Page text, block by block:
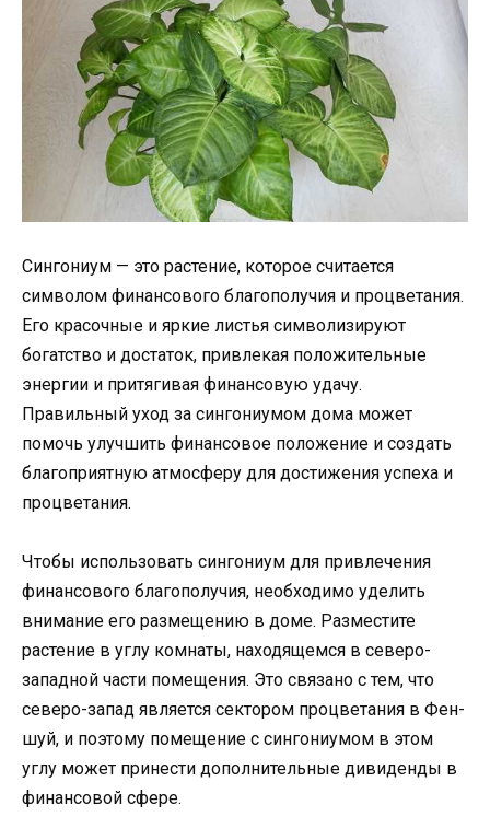
Сингониум — это растение, которое считается
символом финансового благополучия и процветания.
Его красочные и яркие листья символизируют
богатство и достаток, привлекая положительные
энергии и притягивая финансовую удачу.
Правильный уход за сингониумом дома может
помочь улучшить финансовое положение и создать
благоприятную атмосферу для достижения успеха и
процветания.
Чтобы использовать сингониум для привлечения
финансового благополучия, необходимо уделить
внимание его размещению в доме. Разместите
растение в углу комнаты, находящемся в северо-
западной части помещения. Это связано с тем, что
северо-запад является сектором процветания в Фен-
шуй, и поэтому помещение с сингониумом в этом
углу может принести дополнительные дивиденды в
финансовой сфере.